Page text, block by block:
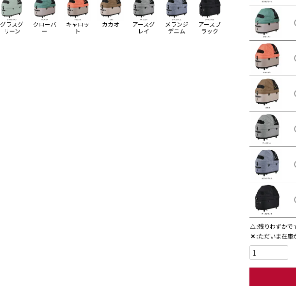
グラスグ
リーン
クローバ
ー
キャロッ
ト
カカオ
アースグ
レイ
メランジ
デニム
アースブ
ラック
△ 残りわずかで
✕ ただいま在庫